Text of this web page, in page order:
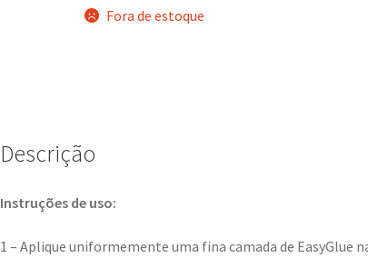
Fora de estoque
Descrição
Instruções de uso:
1 – Aplique uniformemente uma fina camada de EasyGlue